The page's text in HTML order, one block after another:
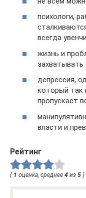
психологи,
всегда
жизнь и
депрессия,
который так
пропускает
власти и
Рейтинг
( 1 оценка, среднее 4 из 5 )